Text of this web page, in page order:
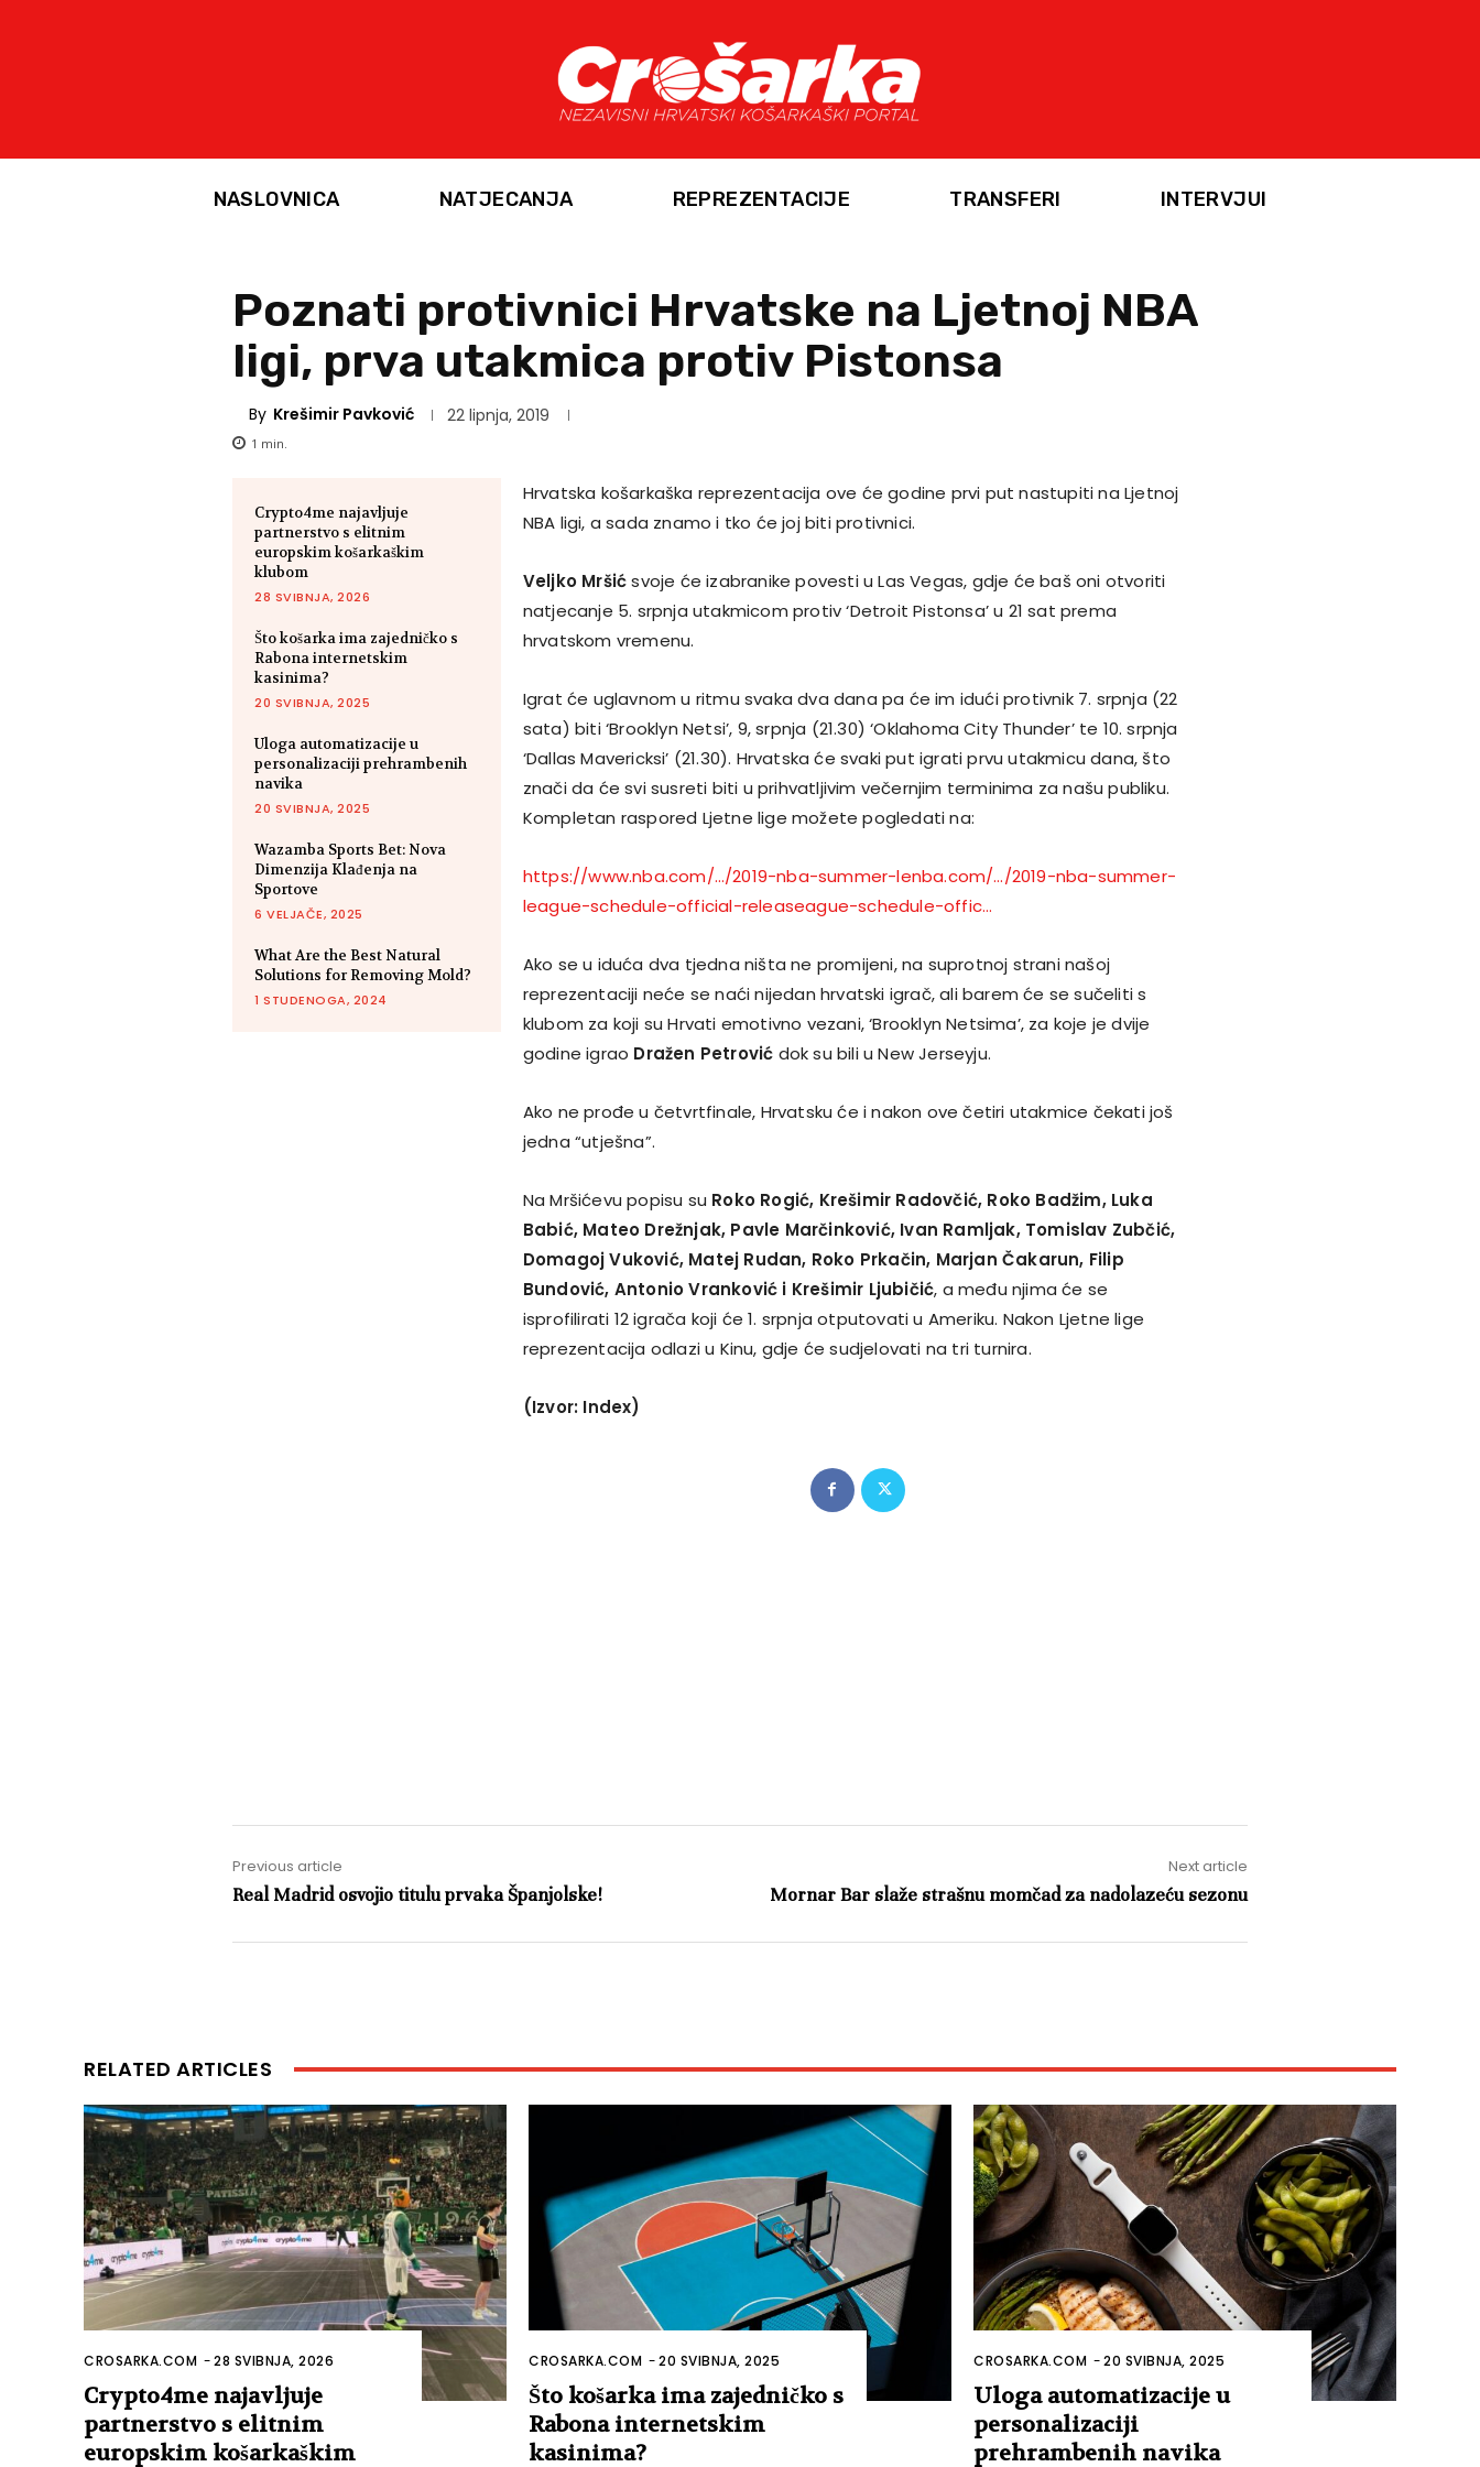
NASLOVNICA NATJECANJA REPREZENTACIJE TRANSFERI INTERVJUI
Poznati protivnici Hrvatske na Ljetnoj NBA
ligi, prva utakmica protiv Pistonsa
By Krešimir Pavković 22 lipnja, 2019
1 min.
Crypto4me najavljuje
partnerstvo s elitnim
europskim košarkaškim
klubom
28 SVIBNJA, 2026
Što košarka ima zajedničko s
Rabona internetskim
kasinima?
20 SVIBNJA, 2025
Uloga automatizacije u
personalizaciji prehrambenih
navika
20 SVIBNJA, 2025
Wazamba Sports Bet: Nova
Dimenzija Klađenja na
Sportove
6 VELJAČE, 2025
What Are the Best Natural
Solutions for Removing Mold?
1 STUDENOGA, 2024
Hrvatska košarkaška reprezentacija ove će godine prvi put nastupiti na Ljetnoj
NBA ligi, a sada znamo i tko će joj biti protivnici.
Veljko Mršićsvoje će izabranike povesti u Las Vegas, gdje će baš oni otvoriti
natjecanje 5. srpnja utakmicom protiv ‘Detroit Pistonsa’ u 21 sat prema
hrvatskom vremenu.
Igrat će uglavnom u ritmu svaka dva dana pa će im idući protivnik 7. srpnja (22
sata) biti ‘Brooklyn Netsi’, 9, srpnja (21.30) ‘Oklahoma City Thunder’ te 10. srpnja
‘Dallas Mavericksi’ (21.30). Hrvatska će svaki put igrati prvu utakmicu dana, što
znači da će svi susreti biti u prihvatljivim večernjim terminima za našu publiku.
Kompletan raspored Ljetne lige možete pogledati na:
https://www.nba.com/…/2019-nba-summer-lenba.com/…/2019-nba-summer-
league-schedule-official-releaseague-schedule-offic…
Ako se u iduća dva tjedna ništa ne promijeni, na suprotnoj strani našoj
reprezentaciji neće se naći nijedan hrvatski igrač, ali barem će se sučeliti s
klubom za koji su Hrvati emotivno vezani, ‘Brooklyn Netsima’, za koje je dvije
godine igrao Dražen Petrović dok su bili u New Jerseyju.
Ako ne prođe u četvrtfinale, Hrvatsku će i nakon ove četiri utakmice čekati još
jedna “utješna”.
Na Mršićevu popisu su Roko Rogić, Krešimir Radovčić, Roko Badžim, Luka
Babić, Mateo Drežnjak, Pavle Marčinković, Ivan Ramljak, Tomislav Zubčić,
Domagoj Vuković, Matej Rudan, Roko Prkačin, Marjan Čakarun, Filip
Bundović, Antonio Vranković i Krešimir Ljubičić, a među njima će se
isprofilirati 12 igrača koji će 1. srpnja otputovati u Ameriku. Nakon Ljetne lige
reprezentacija odlazi u Kinu, gdje će sudjelovati na tri turnira.
(Izvor: Index)
Previous article
Real Madrid osvojio titulu prvaka Španjolske!
Next article
Mornar Bar slaže strašnu momčad za nadolazeću sezonu
RELATED ARTICLES
CROSARKA.COM -28 SVIBNJA, 2026
Crypto4me najavljuje
partnerstvo s elitnim
europskim košarkaškim
CROSARKA.COM -20 SVIBNJA, 2025
Što košarka ima zajedničko s
Rabona internetskim
kasinima?
CROSARKA.COM -20 SVIBNJA, 2025
Uloga automatizacije u
personalizaciji
prehrambenih navika